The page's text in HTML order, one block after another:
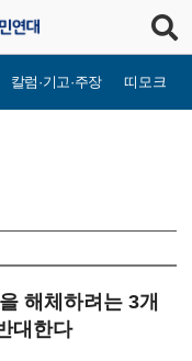
칼럼·기고·주장 띠모크라
해체하려는 3개
대한다